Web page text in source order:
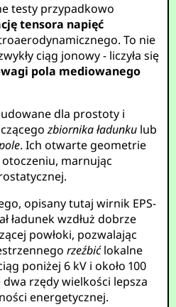
testy przypadkowo
tensora napięć
To nie
ciąg jonowy - liczyła się
pola mediowanego
dla prostoty i
zbiornika ładunku lub
. Ich otwarte geometrie
marnując
opisany tutaj wirnik EPS-
ładunek wzdłuż dobrze
powłoki, pozwalając
rzeźbićlokalne
poniżej 6 kV i około 100
rzędy wielkości lepsza
energetycznej.